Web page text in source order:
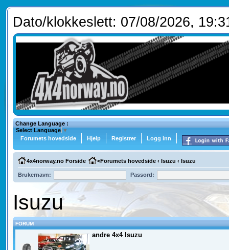
Dato/klokkeslett: 07/08/2026,
Change Language :
Select Language ▼
Forumets hovedside
Hjelp Registrer Logg inn
4x4norway.no Forside <Forumets hovedside ‹ Isuzu ‹ Isuzu
Brukernavn: Passord:
Isuzu
FORUM
andre 4x4 Isuzu